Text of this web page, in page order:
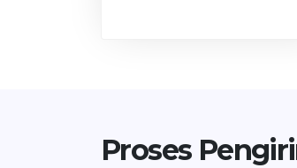
Proses